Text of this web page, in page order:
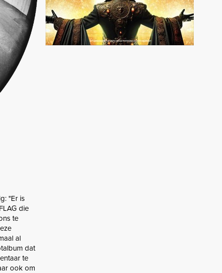
"Er is
die
te
al
dat
te
ook om